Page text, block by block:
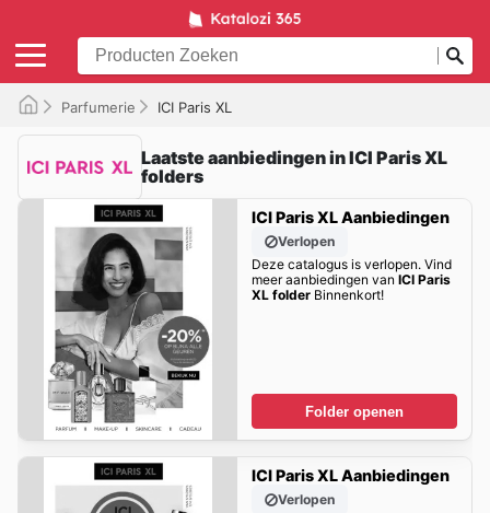
Parfumerie ICI Paris XL
Laatste aanbiedingen in ICI Paris XL
folders
ICI Paris XL Aanbiedingen
Verlopen
Deze catalogus is verlopen. Vind
meer aanbiedingen van ICI Paris
XL folderBinnenkort!
Folder openen
ICI Paris XL Aanbiedingen
Verlopen